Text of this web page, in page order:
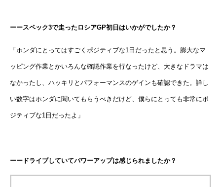
ーースペック3で走ったロシアGP初日はいかがでしたか？
「ホンダにとってはすごくポジティブな1日だったと思う。膨大なマ
ッピング作業とかいろんな確認作業を行なったけど、大きなドラマは
なかったし、ハッキリとパフォーマンスのゲインも確認できた。詳し
い数字はホンダに聞いてもらうべきだけど、僕らにとっても非常にポ
ジティブな1日だったよ」
ーードライブしていてパワーアップは感じられましたか？